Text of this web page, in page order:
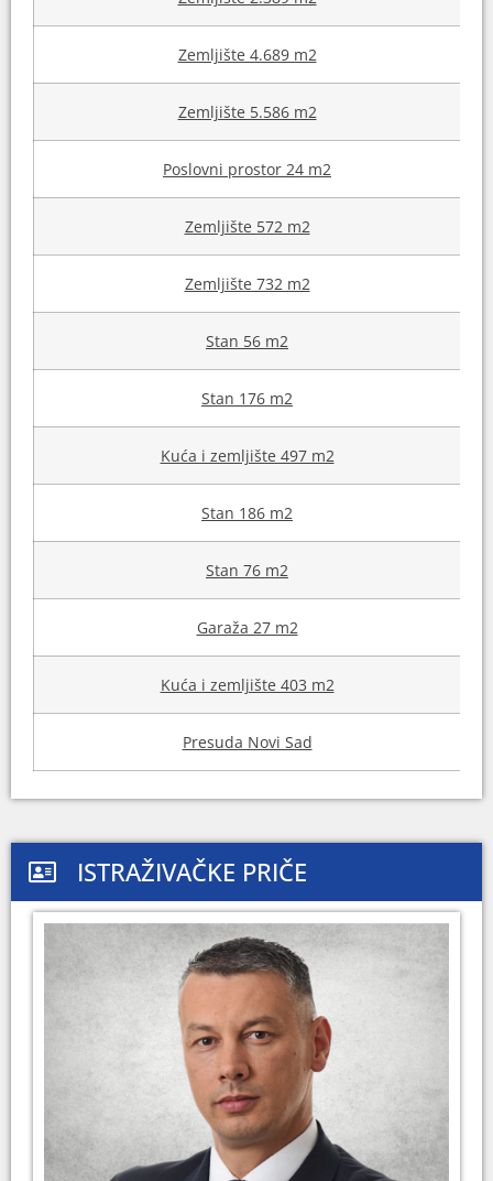
Zemljište 4.689 m2
Zemljište 5.586 m2
Poslovni prostor 24 m2
Zemljište 572 m2
Zemljište 732 m2
Stan 56 m2
Stan 176 m2
Kuća i zemljište 497 m2
Stan 186 m2
Stan 76 m2
Garaža 27 m2
Kuća i zemljište 403 m2
Presuda Novi Sad
ISTRAŽIVAČKE PRIČE